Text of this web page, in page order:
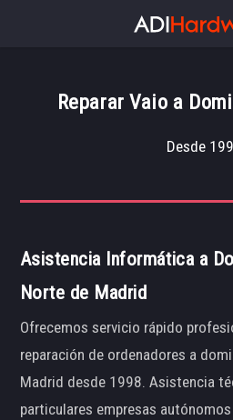
Reparar Vaio a
Desde
Asistencia Informática a
Norte de Madrid
Ofrecemos servicio rápido
reparación de ordenadores a
Madrid desde 1998. Asistencia
particulares empresas